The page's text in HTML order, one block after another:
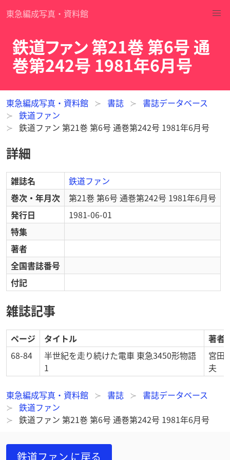
東急編成写真・資料館
鉄道ファン 第21巻 第6号 通
巻第242号 1981年6月号
東急編成写真・資料館 書誌
書誌データベース
鉄道ファン
鉄道ファン 第21巻 第6号 通巻第242号 1981年6月号
詳細
雑誌名
鉄道ファン
巻次・年月次
第21巻 第6号 通巻第242号 1981年6月号
発行日
1981-06-01
特集
著者
全国書誌番号
付記
雑誌記事
ページ タイトル
著者
68-84
半世紀を走り続けた電車 東急3450形物語
1
宮田
夫
東急編成写真・資料館 書誌
書誌データベース
鉄道ファン
鉄道ファン 第21巻 第6号 通巻第242号 1981年6月号
鉄道ファン に戻る